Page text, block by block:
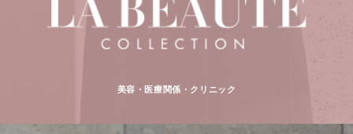
美容・医療関係・クリニック